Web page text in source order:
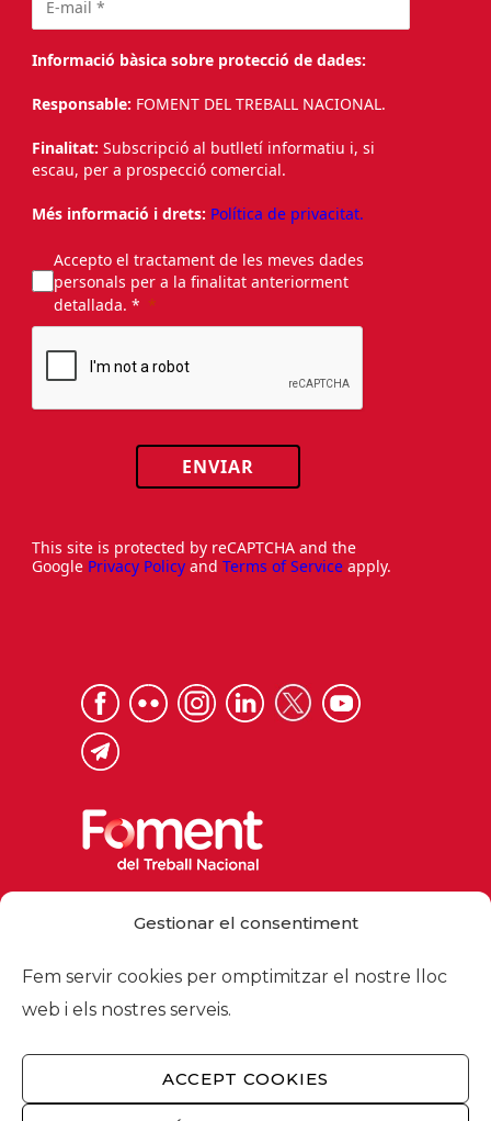
Gestionar el consentiment
Fem servir cookies per omptimitzar el nostre lloc
web i els nostres serveis.
ACCEPT COOKIES
Informació bàsica sobre protecció de dades:
Responsable: FOMENT DEL TREBALL NACIONAL.
Finalitat: Subscripció al butlletí informatiu i, si
escau, per a prospecció comercial.
Més informació i drets: Política de privacitat.
Accepto el tractament de les meves dades
personals per a la finalitat anteriorment
detallada. *
ENVIAR
This site is protected by reCAPTCHA and the
Google Privacy Policy and Terms of Service apply.
foment@foment.com
© 2026 - Foment del Treball Nacional
Nosaltres